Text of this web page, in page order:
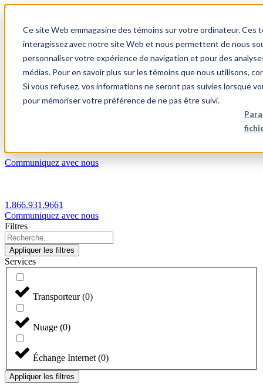
Ce site Web emmagasine des témoins sur votre ordinateur.
interagissez avec notre site Web et nous permettent de nous
personnaliser votre expérience de navigation et pour des
médias. Pour en savoir plus sur les témoins que nous utilisons,
Si vous refusez, vos informations ne seront pas suivies lorsque
pour mémoriser votre préférence de ne pas être suivi.
1.866.931.9661
Login
FR
Communiquez avec nous
1.866.931.9661
Communiquez avec nous
Filtres
Appliquer les filtres
Services
Transporteur(0)
Nuage (0)
Échange Internet (0)
Appliquer les filtres